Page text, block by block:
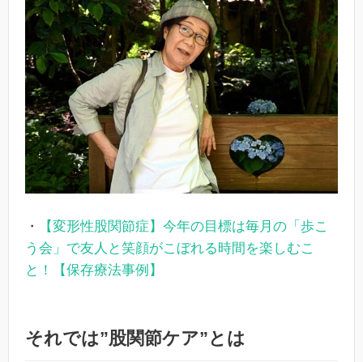
・
【変形性股関節症】今年の目標は毎月の「歩こ
う会」で友人と笑顔がこぼれる時間を楽しむこ
と！【保存療法事例】
それでは”股関節ケア”とは